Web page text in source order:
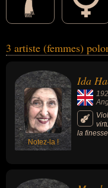
Szymborska... Ces
musique classique, de la
célébrités peuvent
sculptrice, écrivaine ou
nationalités au moment
anglaise par exemple.
3 artiste (femmes)
Notez-la !
Ida
la